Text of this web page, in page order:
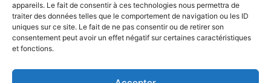
appareils. Le fait de consentir à ces technologies nous permettra de
traiter des données telles que le comportement de navigation ou les ID
uniques sur ce site. Le fait de ne pas consentir ou de retirer son
consentement peut avoir un effet négatif sur certaines caractéristiques
et fonctions.